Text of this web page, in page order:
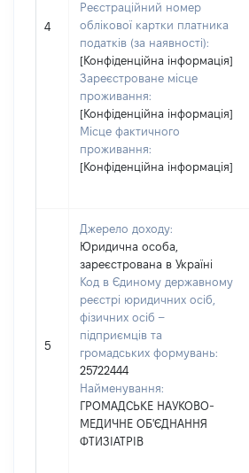
4
Реєстраційний номер
облікової картки платника
податків (за наявності):
[Конфіденційна інформація]
Зареєстроване місце
проживання:
[Конфіденційна інформація]
Місце фактичного
проживання:
[Конфіденційна інформація]
5
Джерело доходу:
Юридична особа,
зареєстрована в Україні
Код в Єдиному державному
реєстрі юридичних осіб,
фізичних осіб –
підприємців та
громадських формувань:
25722444
Найменування:
ГРОМАДСЬКЕ НАУКОВО-
МЕДИЧНЕ ОБ'ЄДНАННЯ
ФТИЗІАТРІВ